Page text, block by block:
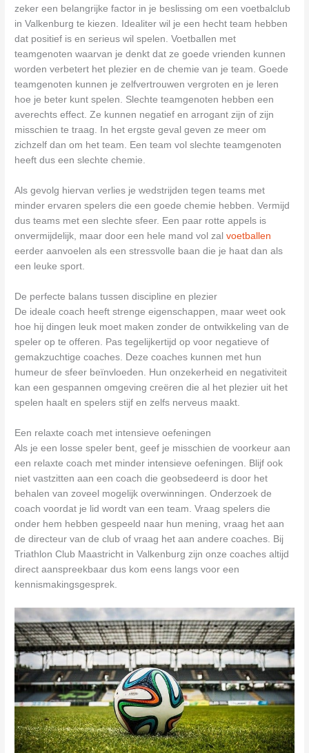
zeker een belangrijke factor in je beslissing om een voetbalclub
in Valkenburg te kiezen. Idealiter wil je een hecht team hebben
dat positief is en serieus wil spelen. Voetballen met
teamgenoten waarvan je denkt dat ze goede vrienden kunnen
worden verbetert het plezier en de chemie van je team. Goede
teamgenoten kunnen je zelfvertrouwen vergroten en je leren
hoe je beter kunt spelen. Slechte teamgenoten hebben een
averechts effect. Ze kunnen negatief en arrogant zijn of zijn
misschien te traag. In het ergste geval geven ze meer om
zichzelf dan om het team. Een team vol slechte teamgenoten
heeft dus een slechte chemie.
Als gevolg hiervan verlies je wedstrijden tegen teams met
minder ervaren spelers die een goede chemie hebben. Vermijd
dus teams met een slechte sfeer. Een paar rotte appels is
onvermijdelijk, maar door een hele mand vol zalvoetballen
eerder aanvoelen als een stressvolle baan die je haat dan als
een leuke sport.
De perfecte balans tussen discipline en plezier
De ideale coach heeft strenge eigenschappen, maar weet ook
hoe hij dingen leuk moet maken zonder de ontwikkeling van de
speler op te offeren. Pas tegelijkertijd op voor negatieve of
gemakzuchtige coaches. Deze coaches kunnen met hun
humeur de sfeer beïnvloeden. Hun onzekerheid en negativiteit
kan een gespannen omgeving creëren die al het plezier uit het
spelen haalt en spelers stijf en zelfs nerveus maakt.
Een relaxte coach met intensieve oefeningen
Als je een losse speler bent, geef je misschien de voorkeur aan
een relaxte coach met minder intensieve oefeningen. Blijf ook
niet vastzitten aan een coach die geobsedeerd is door het
behalen van zoveel mogelijk overwinningen. Onderzoek de
coach voordat je lid wordt van een team. Vraag spelers die
onder hem hebben gespeeld naar hun mening, vraag het aan
de directeur van de club of vraag het aan andere coaches. Bij
Triathlon Club Maastricht in Valkenburg zijn onze coaches altijd
direct aanspreekbaar dus kom eens langs voor een
kennismakingsgesprek.